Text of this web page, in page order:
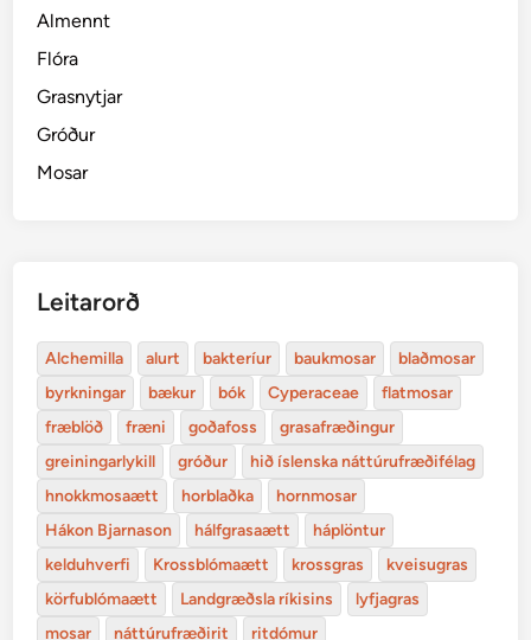
Almennt
Flóra
Grasnytjar
Gróður
Mosar
Leitarorð
Alchemilla alurt bakteríur baukmosar
blaðmosar
byrkningar
bækur bók Cyperaceae
flatmosar
fræblöð
fræni goðafoss
grasafræðingur
greiningarlykill
gróður
hið íslenska náttúrufræðifélag
hnokkmosaætt
horblaðka
hornmosar
Hákon Bjarnason
hálfgrasaætt
háplöntur
kelduhverfi
Krossblómaætt krossgras
kveisugras
körfublómaætt
Landgræðsla ríkisins
lyfjagras
mosar
náttúrufræðirit ritdómur